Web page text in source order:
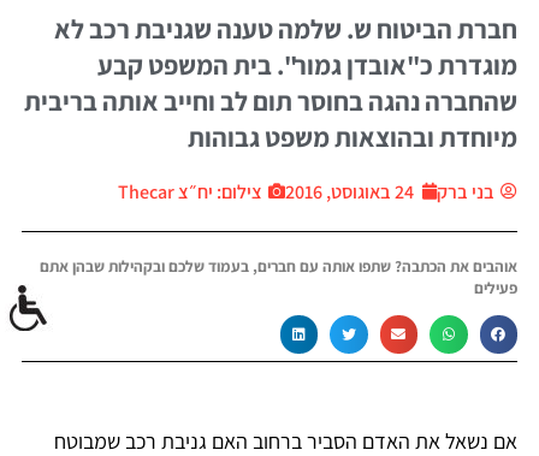
חברת הביטוח ש. שלמה טענה שגניבת רכב לא
מוגדרת כ"אובדן גמור". בית המשפט קבע
שהחברה נהגה בחוסר תום לב וחייב אותה בריבית
מיוחדת ובהוצאות משפט גבוהות
בני ברק 24 באוגוסט, 2016 צילום: יח״צ Thecar
אוהבים את הכתבה? שתפו אותה עם חברים, בעמוד שלכם ובקהילות שבהן אתם
פעילים
אם נשאל את האדם הסביר ברחוב האם גניבת רכב שמבוטח